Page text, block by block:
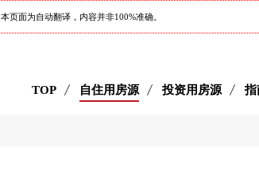
本页面为自动翻译，内容并非100%准确。
TOP 自住用房源 投资用房源 指